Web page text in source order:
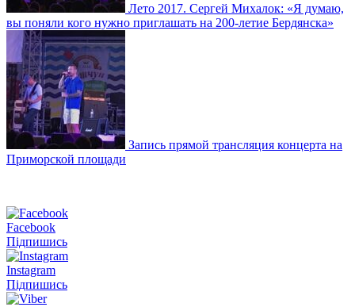
Лето 2017. Сергей Михалок: «Я думаю,
вы поняли кого нужно приглашать на 200-летие Бердянска»
Запись прямой трансляция концерта на
Приморской площади
Facebook
Підпишись
Instagram
Підпишись